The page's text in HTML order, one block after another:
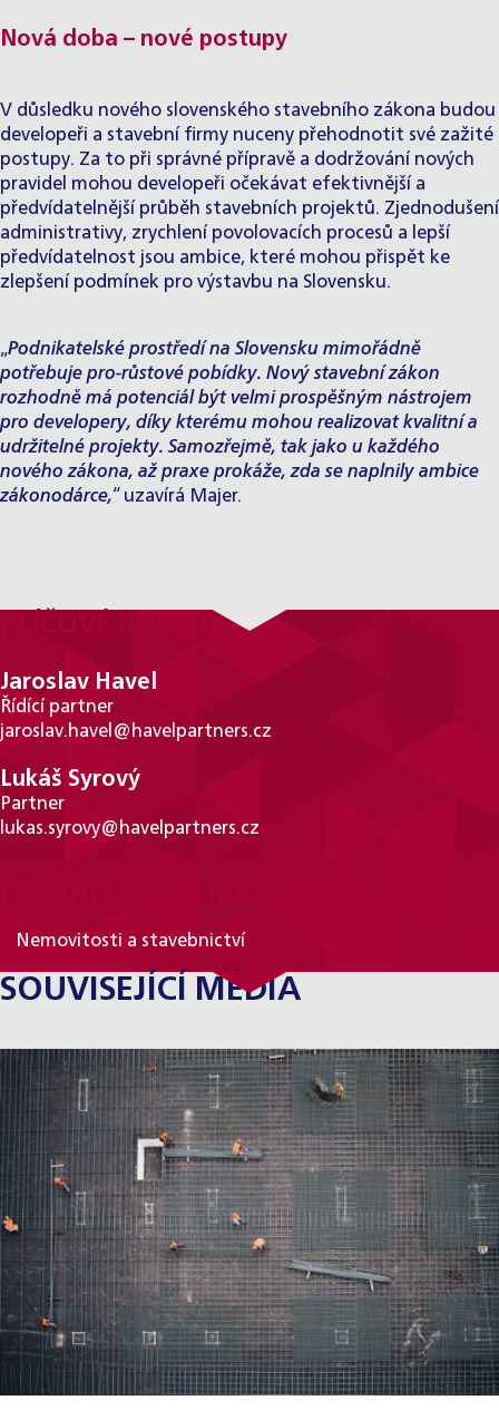
Nová doba – nové postupy
V důsledku nového slovenského stavebního zákona budou
developeři a stavební firmy nuceny přehodnotit své zažité
postupy. Za to při správné přípravě a dodržování nových
pravidel mohou developeři očekávat efektivnější a
předvídatelnější průběh stavebních projektů. Zjednodušení
administrativy, zrychlení povolovacích procesů a lepší
předvídatelnost jsou ambice, které mohou přispět ke
zlepšení podmínek pro výstavbu na Slovensku.
„Podnikatelské prostředí na Slovensku mimořádně
potřebuje pro-růstové pobídky. Nový stavební zákon
rozhodně má potenciál být velmi prospěšným nástrojem
pro developery, díky kterému mohou realizovat kvalitní a
udržitelné projekty. Samozřejmě, tak jako u každého
nového zákona, až praxe prokáže, zda se naplnily ambice
zákonodárce,“ uzavírá Majer.
KLÍČOVÉ KONTAKTY
Jaroslav Havel
Řídící partner
jaroslav.havel@havelpartners.cz
Lukáš Syrový
Partner
lukas.syrovy@havelpartners.cz
Nemovitosti a stavebnictví
SOUVISEJÍCÍ MÉDIA